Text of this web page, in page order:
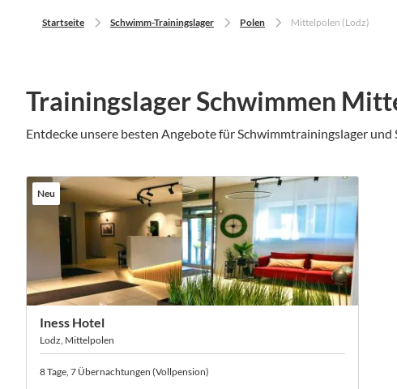
Startseite Schwimm-Trainingslager Polen Mittelpolen (Lodz)
Trainingslager Schwimmen
Entdecke unsere besten Angebote für Schwimmtrainingslager
Neu
Iness Hotel
Lodz, Mittelpolen
8 Tage, 7 Übernachtungen (Vollpension)